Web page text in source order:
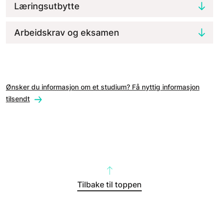
Læringsutbytte
Arbeidskrav og eksamen
Ønsker du informasjon om et studium? Få nyttig informasjon
tilsendt
Tilbake til toppen